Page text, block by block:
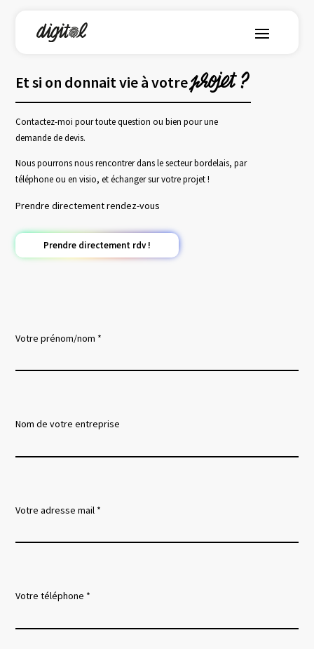
Et si on donnait vie à votreprojet ?
Contactez-moi pour toute question ou bien pour une
demande de devis.
Nous pourrons nous rencontrer dans le secteur bordelais, par
téléphone ou en visio, et échanger sur votre projet !
Prendre directement rendez-vous
Prendre directement rdv !
Votre prénom/nom *
Nom de votre entreprise
Votre adresse mail *
Votre téléphone *